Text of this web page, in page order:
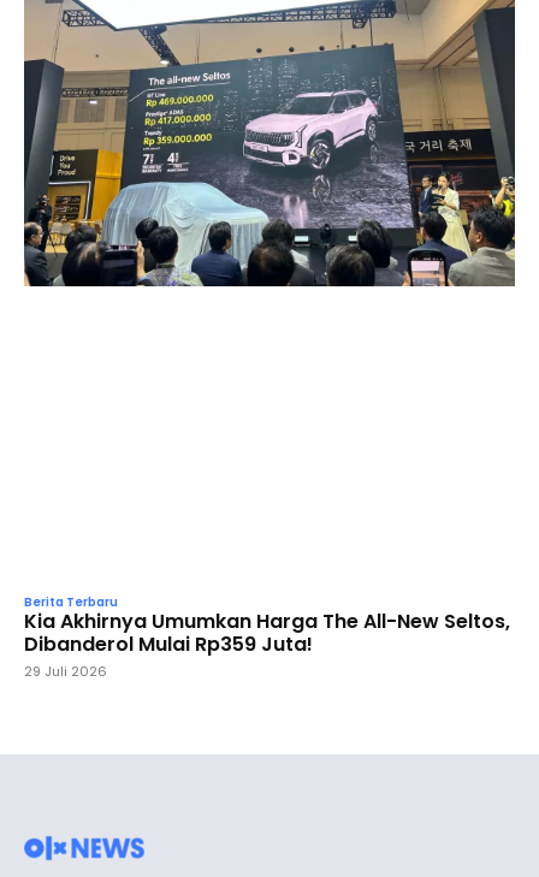
Berita Terbaru
Kia Akhirnya Umumkan Harga The All-New Seltos,
Dibanderol Mulai Rp359 Juta!
29 Juli 2026